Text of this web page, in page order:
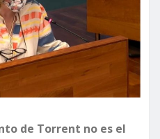
de Torrent no es el